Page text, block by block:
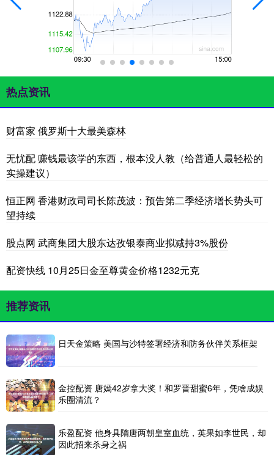
热点资讯
财富家 俄罗斯十大最美森林
无忧配 赚钱最该学的东西，根本没人教（给普通人最轻松的
实操建议）
恒正网 香港财政司司长陈茂波：预告第二季经济增长势头可
望持续
股点网 武商集团大股东达孜银泰商业拟减持3%股份
配资快线 10月25日金至尊黄金价格1232元克
推荐资讯
日天金策略 美国与沙特签署经济和防务伙伴关系框架
金控配资 唐嫣42岁拿大奖！和罗晋甜蜜6年，凭啥成娱
乐圈清流？
乐盈配资 他身具隋唐两朝皇室血统，英果如李世民，却
因此招来杀身之祸